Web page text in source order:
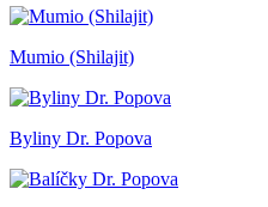
Mumio (Shilajit)
Byliny Dr. Popova